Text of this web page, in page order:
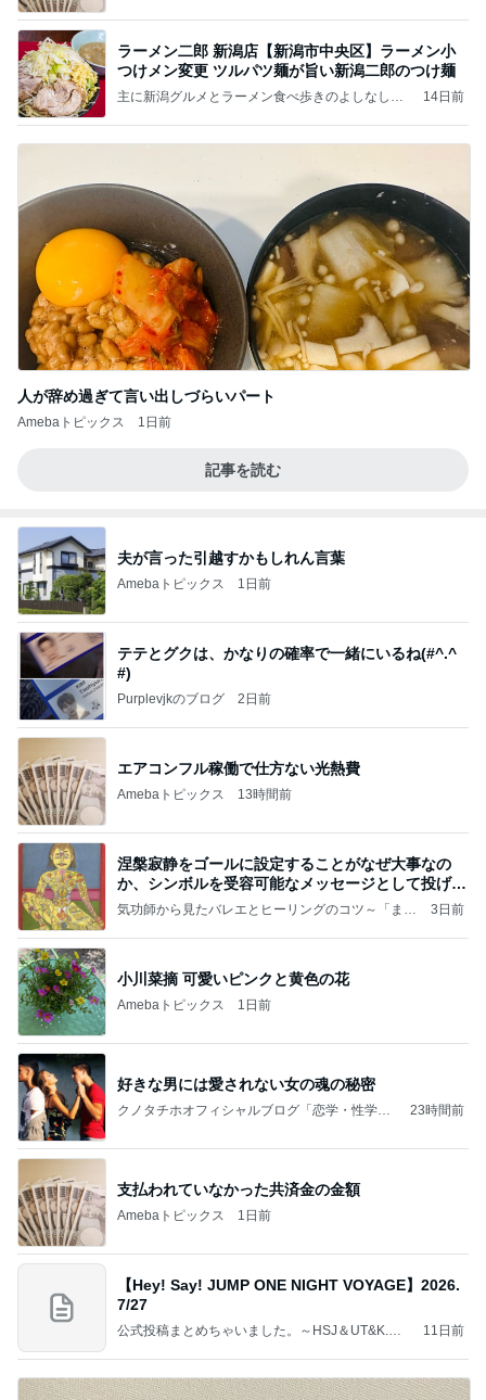
ラーメン二郎 新潟店【新潟市中央区】ラーメン小
つけメン変更 ツルパツ麺が旨い新潟二郎のつけ麺
主に新潟グルメとラーメン食べ歩きのよしなしご
14日前
人が辞め過ぎて言い出しづらいパート
Amebaトピックス 1日前
記事を読む
夫が言った引越すかもしれん言葉
Amebaトピックス 1日前
テテとグクは、かなりの確率で一緒にいるね(#^.^
#)
Purplevjkのブログ 2日前
エアコンフル稼働で仕方ない光熱費
Amebaトピックス 13時間前
涅槃寂静をゴールに設定することがなぜ大事なの
か、シンボルを受容可能なメッセージとして投げる
ことが
気功師から見たバレエとヒーリングのコツ～「まと
3日前
小川菜摘 可愛いピンクと黄色の花
Amebaトピックス 1日前
好きな男には愛されない女の魂の秘密
クノタチホオフィシャルブログ「恋学・性学研
23時間前
支払われていなかった共済金の金額
Amebaトピックス 1日前
【Hey! Say! JUMP ONE NIGHT VOYAGE】2026.
7/27
公式投稿まとめちゃいました。～HSJ＆UT&K.O.
11日前